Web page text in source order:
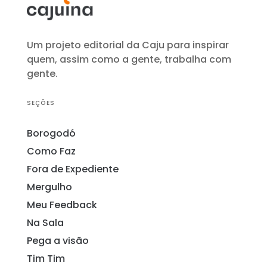
Um projeto editorial da Caju para inspirar
quem, assim como a gente, trabalha com
gente.
SEÇÕES
Borogodó
Como Faz
Fora de Expediente
Mergulho
Meu Feedback
Na Sala
Pega a visão
Tim Tim